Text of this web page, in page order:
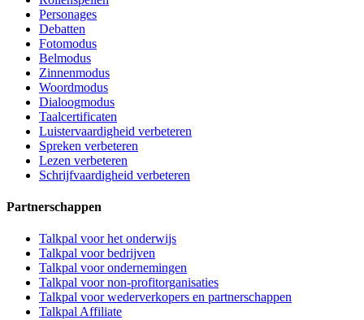
Personages
Debatten
Fotomodus
Belmodus
Zinnenmodus
Woordmodus
Dialoogmodus
Taalcertificaten
Luistervaardigheid verbeteren
Spreken verbeteren
Lezen verbeteren
Schrijfvaardigheid verbeteren
Partnerschappen
Talkpal voor het onderwijs
Talkpal voor bedrijven
Talkpal voor ondernemingen
Talkpal voor non-profitorganisaties
Talkpal voor wederverkopers en partnerschappen
Talkpal Affiliate